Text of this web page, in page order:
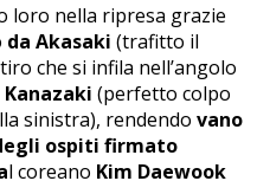
loro nella ripresa grazie
da Akasaki (trafitto il
che si infila nell’angolo
Kanazaki (perfetto colpo
sinistra), rendendo vano
ospiti firmato
l coreano Kim Daewook